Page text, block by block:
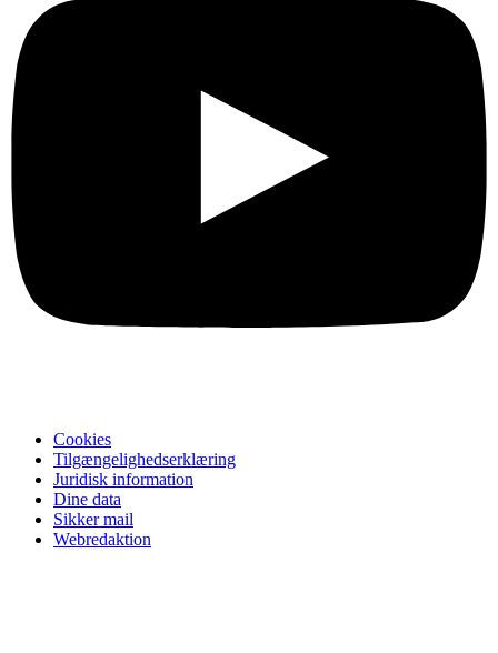
Cookies
Tilgængelighedserklæring
Juridisk information
Dine data
Sikker mail
Webredaktion